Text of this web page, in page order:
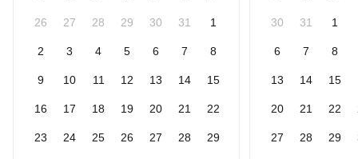
26 27 28 29 30 31 1
2 3 4 5 6 7 8
9 10 11 12 13 14 15
16 17 18 19 20 21 22
23 24 25 26 27 28 29
30 31 1
6 7 8
13 14 15
20 21 22
27 28 29